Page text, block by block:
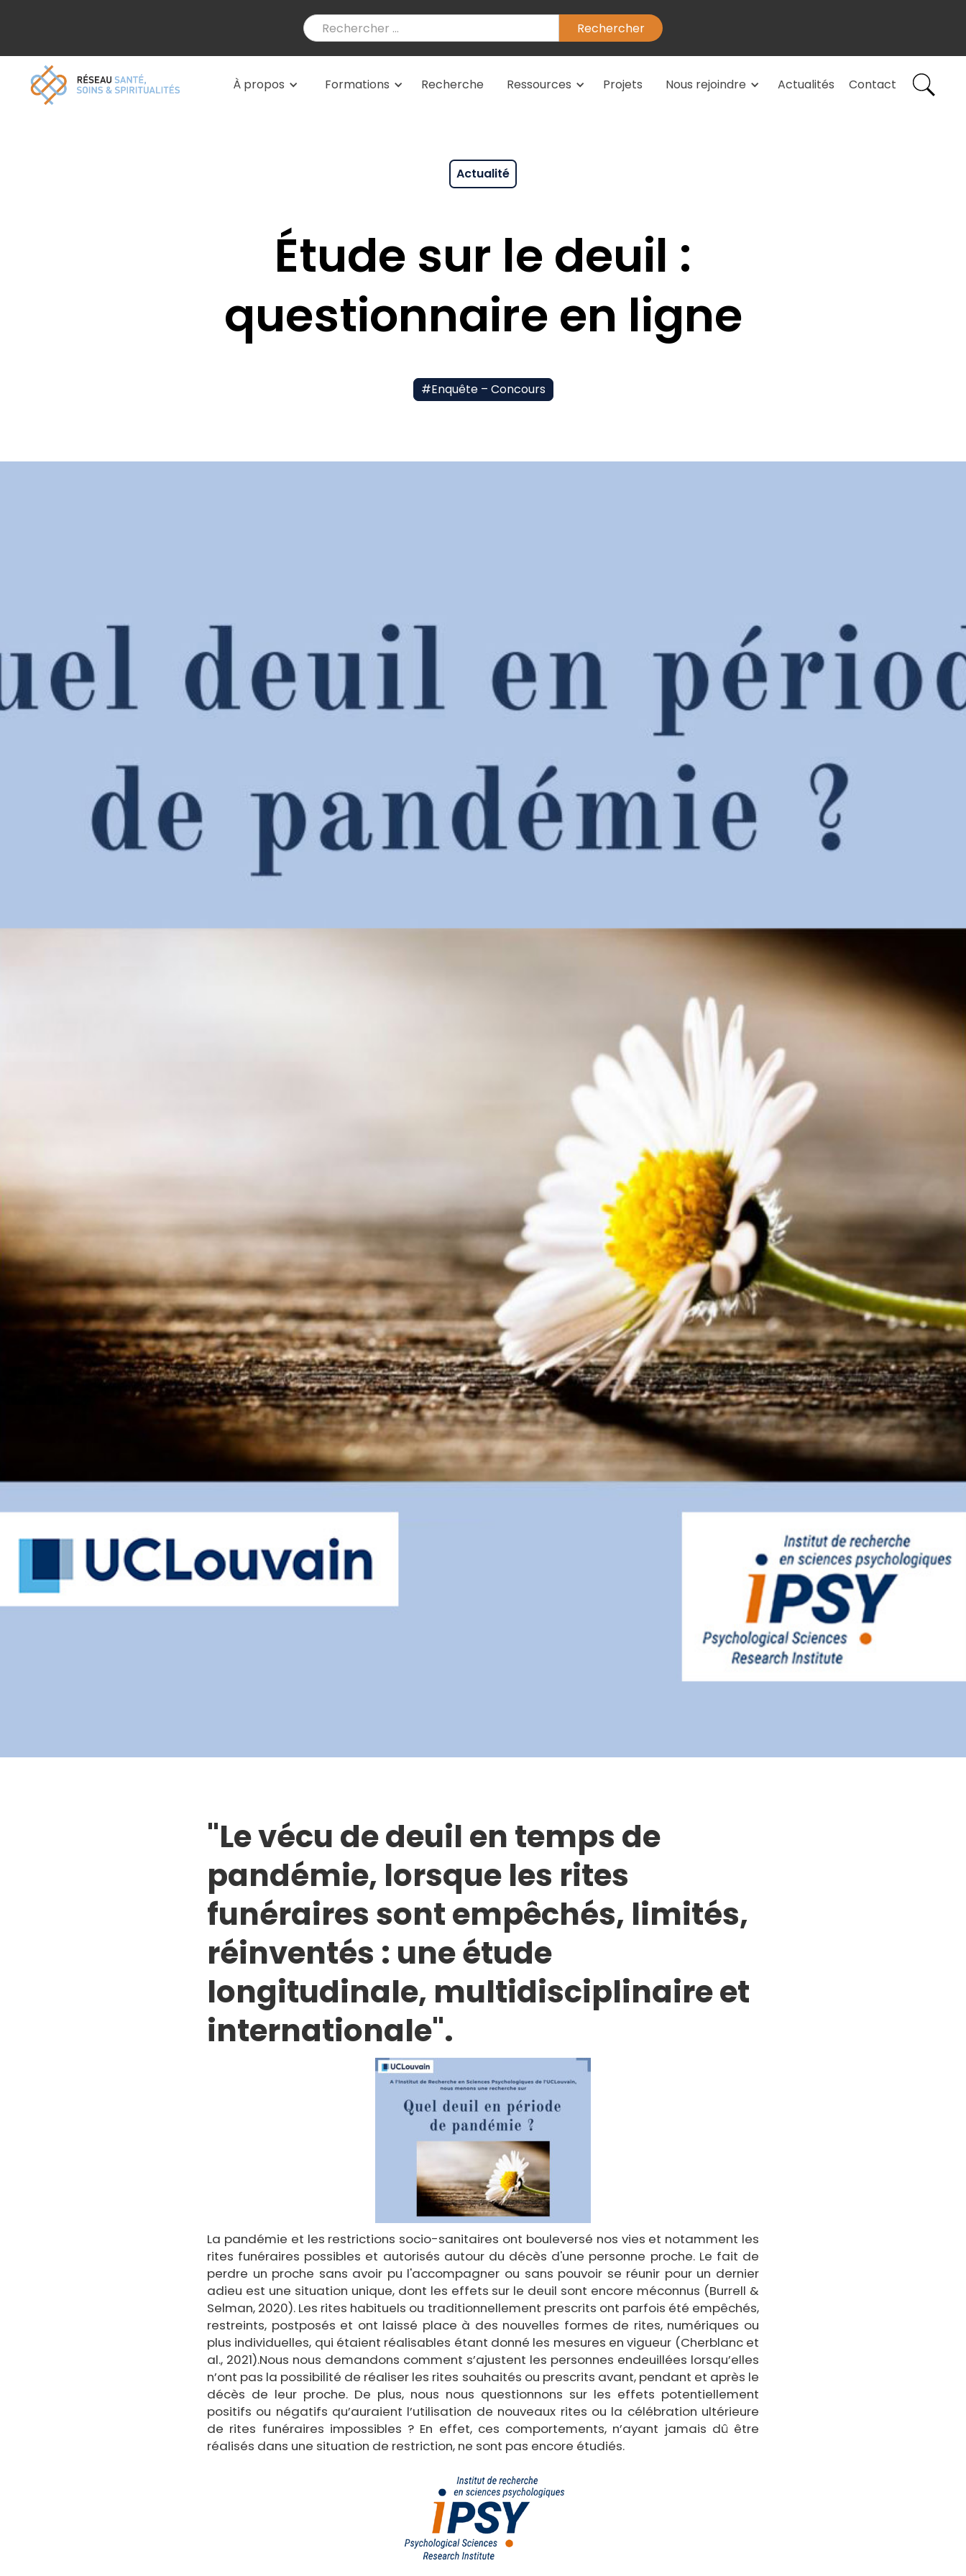
À propos Formations Recherche Ressources Projets Nous rejoindre Actualités Contact
Actualité
Étude sur le deuil :
questionnaire en ligne
#Enquête – Concours
"Le vécu de deuil en temps de
pandémie, lorsque les rites
funéraires sont empêchés, limités,
réinventés : une étude
longitudinale, multidisciplinaire et
internationale".
La pandémie et les restrictions socio-sanitaires ont bouleversé nos vies et notamment les
rites funéraires possibles et autorisés autour du décès d'une personne proche. Le fait de
perdre un proche sans avoir pu l'accompagner ou sans pouvoir se réunir pour un dernier
adieu est une situation unique, dont les effets sur le deuil sont encore méconnus (Burrell &
Selman, 2020). Les rites habituels ou traditionnellement prescrits ont parfois été empêchés,
restreints, postposés et ont laissé place à des nouvelles formes de rites, numériques ou
plus individuelles, qui étaient réalisables étant donné les mesures en vigueur (Cherblanc et
al., 2021).Nous nous demandons comment s’ajustent les personnes endeuillées lorsqu’elles
n’ont pas la possibilité de réaliser les rites souhaités ou prescrits avant, pendant et après le
décès de leur proche. De plus, nous nous questionnons sur les effets potentiellement
positifs ou négatifs qu’auraient l’utilisation de nouveaux rites ou la célébration ultérieure
de rites funéraires impossibles ? En effet, ces comportements, n’ayant jamais dû être
réalisés dans une situation de restriction, ne sont pas encore étudiés.